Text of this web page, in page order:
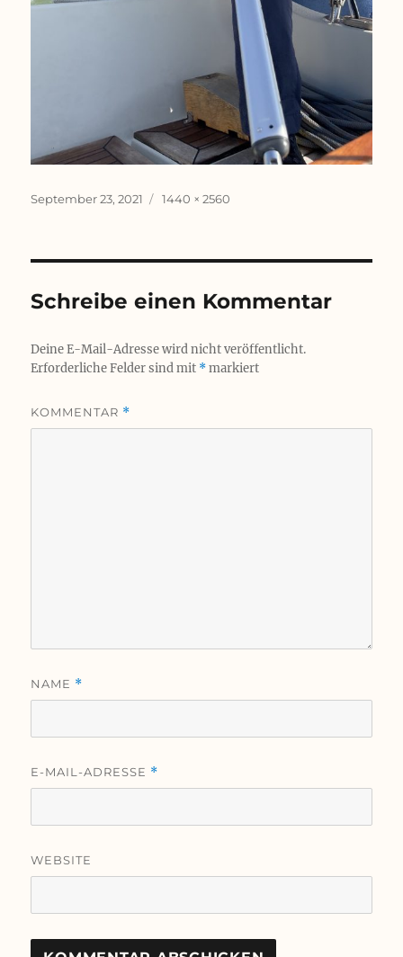
Veröffentlicht
September 23, 2021 Originalgröße
1440 × 2560
Schreibe einen Kommentar
Deine E-Mail-Adresse wird nicht veröffentlicht.
Erforderliche Felder sind mit *markiert
KOMMENTAR *
NAME *
E-MAIL-ADRESSE *
WEBSITE